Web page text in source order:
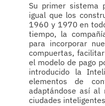
Su primer sistema
igual que los
1960 y 1970 en
tiempo, la
para incorporar
compuertas,
el modelo de pago
introducido la
elementos de
adaptándose así al
ciudades